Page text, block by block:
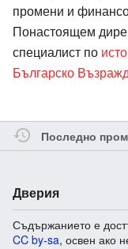
промени и
Понастоящем
специалист по
Българско
Последно
Дверия
Съдържанието е
CC by-sa, освен ако